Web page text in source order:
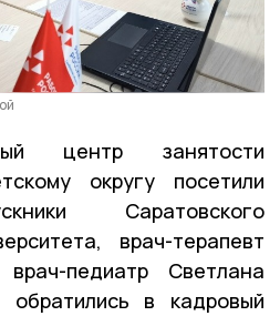
центр занятости
округу посетили
Саратовского
врач-терапевт
врач-педиатр Светлана
обратились в кадровый